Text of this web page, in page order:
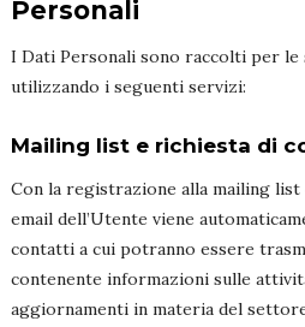
Personali
I Dati Personali sono raccolti per le
utilizzando i seguenti servizi:
Mailing list e richiesta di
Con la registrazione alla mailing
email dell’Utente viene
contatti a cui potranno essere
contenente informazioni sulle
aggiornamenti in materia del